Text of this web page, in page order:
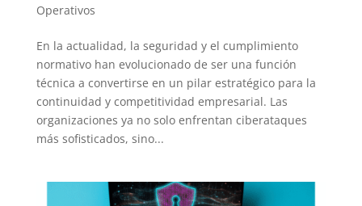
Operativos
En la actualidad, la seguridad y el cumplimiento
normativo han evolucionado de ser una función
técnica a convertirse en un pilar estratégico para la
continuidad y competitividad empresarial. Las
organizaciones ya no solo enfrentan ciberataques
más sofisticados, sino...